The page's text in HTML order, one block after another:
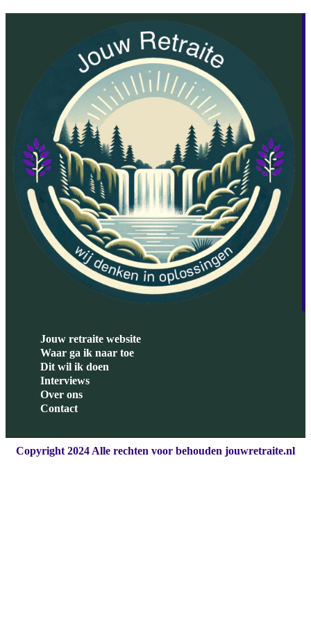
Jouw retraite website
Waar ga ik naar toe
Dit wil ik doen
Interviews
Over ons
Contact
Copyright 2024 Alle rechten voor behouden jouwretraite.nl